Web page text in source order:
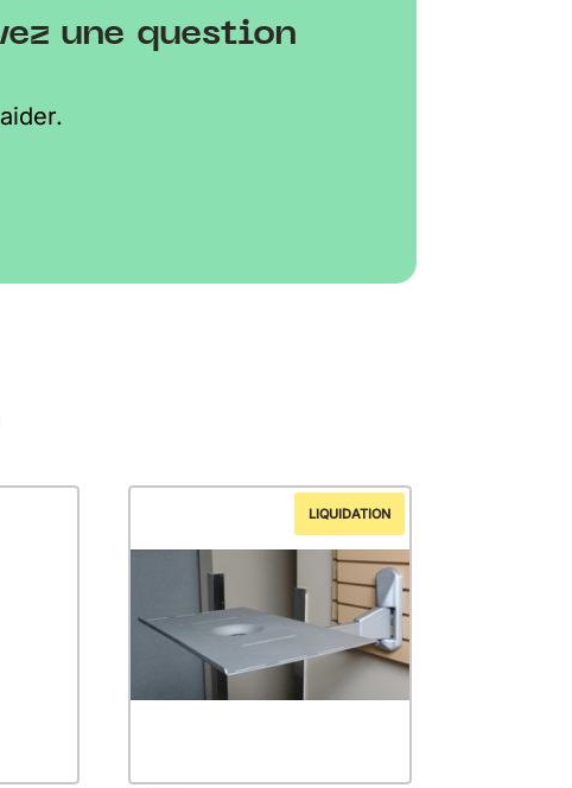
une question
LIQUIDATION